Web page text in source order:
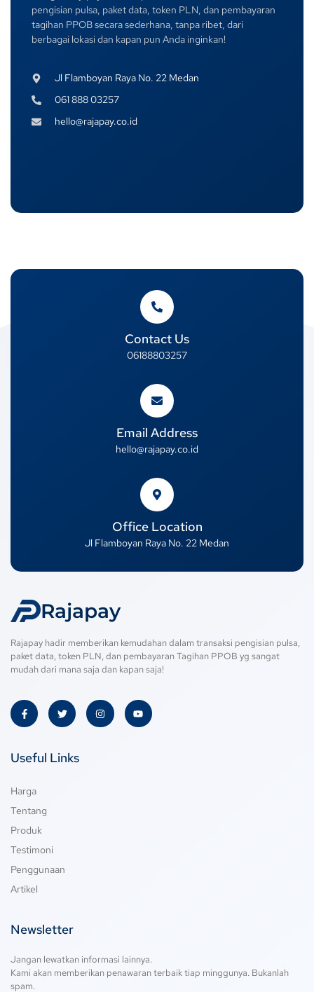
pengisian pulsa, paket data, token PLN, dan pembayaran
tagihan PPOB secara sederhana, tanpa ribet, dari
berbagai lokasi dan kapan pun Anda inginkan!
Jl Flamboyan Raya No. 22 Medan
061 888 03257
hello@rajapay.co.id
Contact Us
06188803257
Email Address
hello@rajapay.co.id
Office Location
Jl Flamboyan Raya No. 22 Medan
Rajapay
Rajapay hadir memberikan kemudahan dalam transaksi pengisian pulsa,
paket data, token PLN, dan pembayaran Tagihan PPOB yg sangat
mudah dari mana saja dan kapan saja!
Useful Links
Harga
Tentang
Produk
Testimoni
Penggunaan
Artikel
Newsletter
Jangan lewatkan informasi lainnya.
Kami akan memberikan penawaran terbaik tiap minggunya. Bukanlah
spam.